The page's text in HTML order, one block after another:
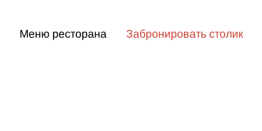
Забронировать столик
Меню ресторана